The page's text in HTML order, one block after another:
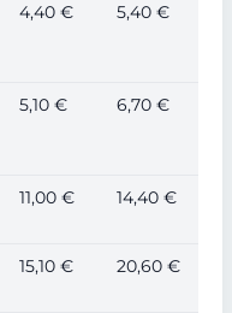
4,40 € 5,40 €
5,10 € 6,70 €
11,00 € 14,40 €
15,10 € 20,60 €